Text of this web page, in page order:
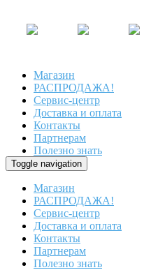
Магазин
РАСПРОДАЖА!
Сервис-центр
Доставка и оплата
Контакты
Партнерам
Полезно знать
Toggle navigation
Магазин
РАСПРОДАЖА!
Сервис-центр
Доставка и оплата
Контакты
Партнерам
Полезно знать